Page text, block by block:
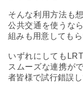
そんな利用方法も
公共交通を使うな
組みも用意しても
いずれにしても
スムーズな連携が
者皆様で試行錯誤